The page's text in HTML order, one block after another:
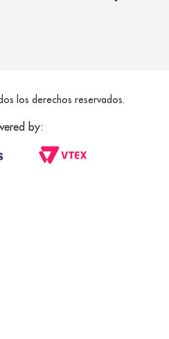
los derechos reservados.
by: